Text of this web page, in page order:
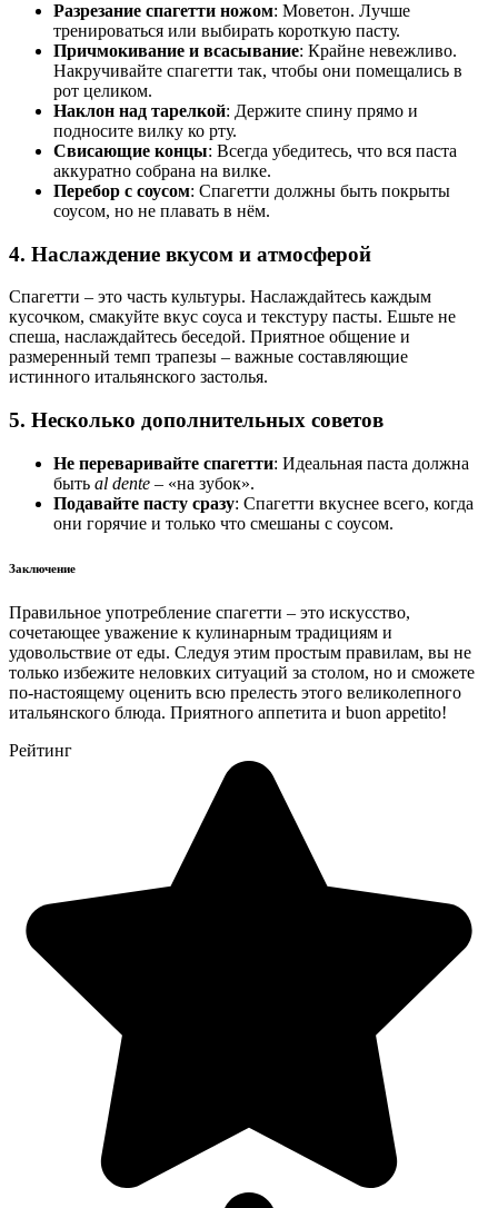
Разрезание спагетти ножом: Моветон. Лучше
тренироваться или выбирать короткую пасту.
Причмокивание и всасывание: Крайне невежливо.
Накручивайте спагетти так, чтобы они помещались в
рот целиком.
Наклон над тарелкой: Держите спину прямо и
подносите вилку ко рту.
Свисающие концы: Всегда убедитесь, что вся паста
аккуратно собрана на вилке.
Перебор с соусом: Спагетти должны быть покрыты
соусом, но не плавать в нём.
4. Наслаждение вкусом и атмосферой
Спагетти – это часть культуры. Наслаждайтесь каждым
кусочком, смакуйте вкус соуса и текстуру пасты. Ешьте не
спеша, наслаждайтесь беседой. Приятное общение и
размеренный темп трапезы – важные составляющие
истинного итальянского застолья.
5. Несколько дополнительных советов
Не переваривайте спагетти: Идеальная паста должна
быть al dente – «на зубок».
Подавайте пасту сразу: Спагетти вкуснее всего, когда
они горячие и только что смешаны с соусом.
Заключение
Правильное употребление спагетти – это искусство,
сочетающее уважение к кулинарным традициям и
удовольствие от еды. Следуя этим простым правилам, вы не
только избежите неловких ситуаций за столом, но и сможете
по-настоящему оценить всю прелесть этого великолепного
итальянского блюда. Приятного аппетита и buon appetito!
Рейтинг